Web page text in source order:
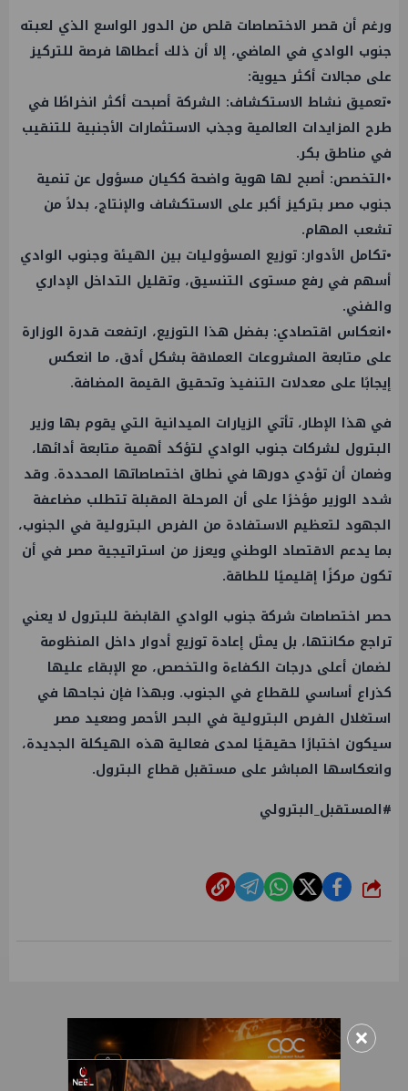
ورغم أن قصر الاختصاصات قلص من الدور الواسع الذي لعبته
جنوب الوادي في الماضي، إلا أن ذلك أعطاها فرصة للتركيز
على مجالات أكثر حيوية:
•تعميق نشاط الاستكشاف: الشركة أصبحت أكثر انخراطًا في
طرح المزايدات العالمية وجذب الاستثمارات الأجنبية للتنقيب
في مناطق بكر.
•التخصص: أصبح لها هوية واضحة ككيان مسؤول عن تنمية
جنوب مصر بتركيز أكبر على الاستكشاف والإنتاج، بدلاً من
تشعب المهام.
•تكامل الأدوار: توزيع المسؤوليات بين الهيئة وجنوب الوادي
أسهم في رفع مستوى التنسيق، وتقليل التداخل الإداري
والفني.
•انعكاس اقتصادي: بفضل هذا التوزيع، ارتفعت قدرة الوزارة
على متابعة المشروعات العملاقة بشكل أدق، ما انعكس
إيجابًا على معدلات التنفيذ وتحقيق القيمة المضافة.
في هذا الإطار، تأتي الزيارات الميدانية التي يقوم بها وزير
البترول لشركات جنوب الوادي لتؤكد أهمية متابعة أدائها،
وضمان أن تؤدي دورها في نطاق اختصاصاتها المحددة. وقد
شدد الوزير مؤخرًا على أن المرحلة المقبلة تتطلب مضاعفة
الجهود لتعظيم الاستفادة من الفرص البترولية في الجنوب،
بما يدعم الاقتصاد الوطني ويعزز من استراتيجية مصر في أن
تكون مركزًا إقليميًا للطاقة.
حصر اختصاصات شركة جنوب الوادي القابضة للبترول لا يعني
تراجع مكانتها، بل يمثل إعادة توزيع أدوار داخل المنظومة
لضمان أعلى درجات الكفاءة والتخصص، مع الإبقاء عليها
كذراع أساسي للقطاع في الجنوب. وبهذا فإن نجاحها في
استغلال الفرص البترولية في البحر الأحمر وصعيد مصر
سيكون اختبارًا حقيقيًا لمدى فعالية هذه الهيكلة الجديدة،
وانعكاسها المباشر على مستقبل قطاع البترول.
#المستقبل_البترولي
شارك
×